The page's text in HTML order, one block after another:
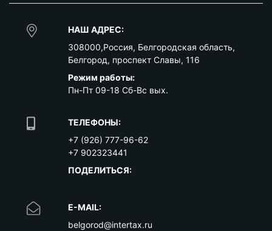
НАШ АДРЕС:
308000,Россия, Белгородская область,
Белгород, проспект Славы, 116
Режим работы:
Пн-Пт 09-18 Сб-Вс вых.
ТЕЛЕФОНЫ:
+7 (926) 777-96-62
+7 902323441
ПОДЕЛИТЬСЯ:
E-MAIL:
belgorod@intertax.ru